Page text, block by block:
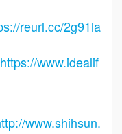
reurl.cc/2g91la
https://www.idealif
www.shihsun.